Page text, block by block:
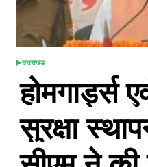
POSTED
उत्तराखंड
होमगार्ड्स
सुरक्षा